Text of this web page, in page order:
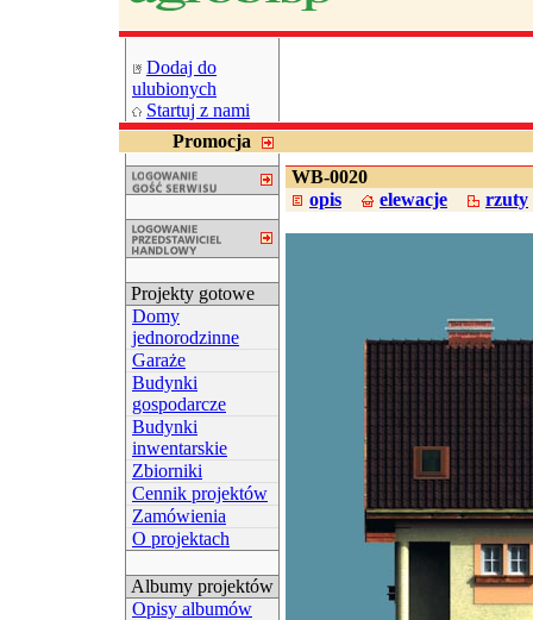
Dodaj do
ulubionych
Startuj z nami
Promocja
Projekty gotowe
Domy
jednorodzinne
Garaże
Budynki
gospodarcze
Budynki
inwentarskie
Zbiorniki
Cennik projektów
Zamówienia
O projektach
Albumy projektów
Opisy albumów
WB-0020
opis
elewacje rzuty